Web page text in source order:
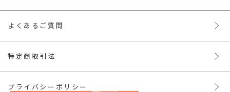
よくあるご質問
特定商取引法
プライバシーポリシー